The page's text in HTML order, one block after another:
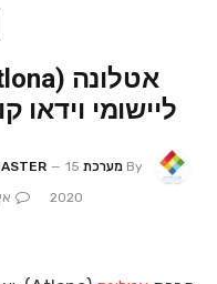
ליישומי וידאו
By מערכת AVMASTER 15 בנובמבר 2016
2020